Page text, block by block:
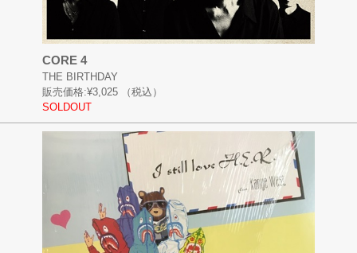
CORE 4
THE BIRTHDAY
販売価格:¥3,025
（税込）
SOLDOUT